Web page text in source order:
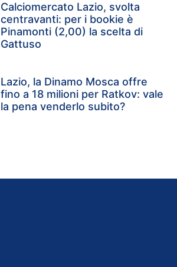
Calciomercato Lazio, svolta
centravanti: per i bookie è
Pinamonti (2,00) la scelta di
Gattuso
Lazio, la Dinamo Mosca offre
fino a 18 milioni per Ratkov: vale
la pena venderlo subito?